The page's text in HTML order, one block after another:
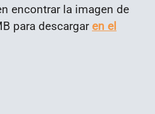
encontrar la imagen de
para descargar en el